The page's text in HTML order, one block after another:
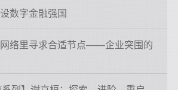
数字金融强国
络里寻求合适节点——企业突围的